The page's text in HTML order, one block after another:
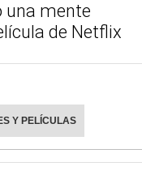
una mente
de Netflix
Y PELÍCULAS